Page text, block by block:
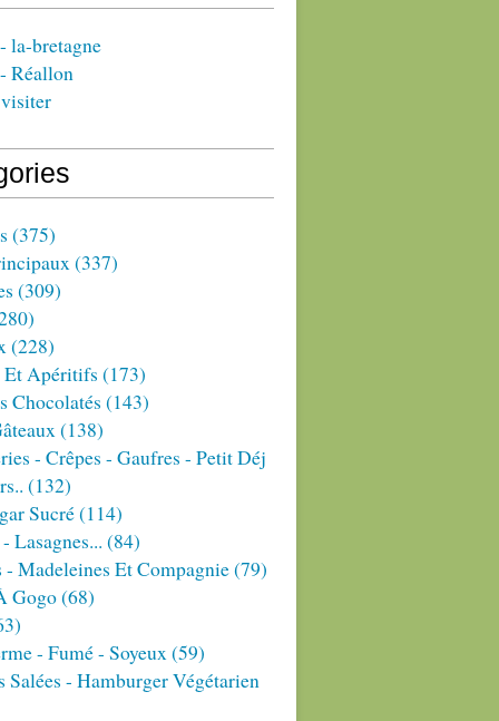
la-bretagne
Réallon
(375)
(337)
(309)
(228)
Et Apéritifs (173)
Chocolatés (143)
(138)
- Crêpes - Gaufres - Petit Déj
(132)
Sucré(114)
Lasagnes... (84)
Madeleines Et Compagnie(79)
Gogo(68)
- Fumé - Soyeux(59)
Salées - Hamburger Végétarien